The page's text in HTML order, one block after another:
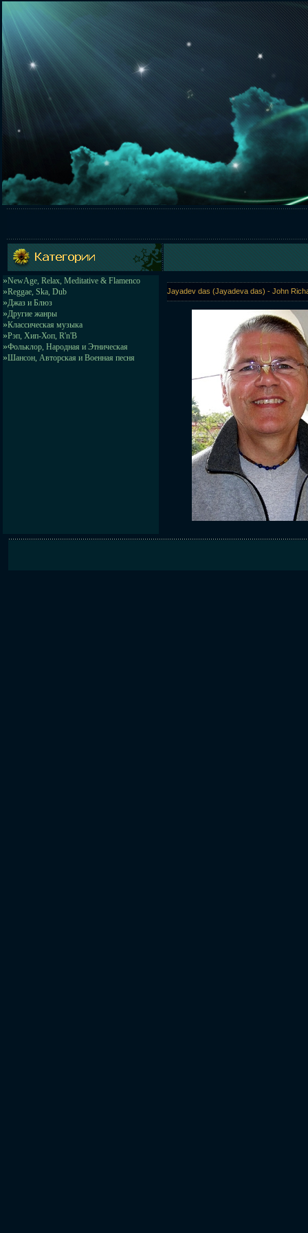
»NewAge, Relax, Meditative & Flamenco
»Reggae, Ska, Dub
»Джаз и Блюз
»Другие жанры
»Классическая музыка
»Рэп, Хип-Хоп, R'n'B
»Фольклор, Народная и Этническая
»Шансон, Авторская и Военная песня
Jayadev das (Jayadeva das) - John